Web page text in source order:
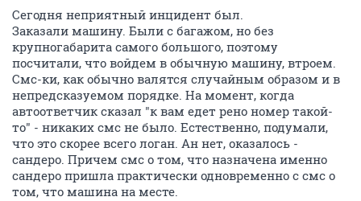
Сегодня неприятный инцидент был.
Заказали машину. Были с багажом, но без
крупногабарита самого большого, поэтому
посчитали, что войдем в обычную машину, втроем.
Смс-ки, как обычно валятся случайным образом и в
непредсказуемом порядке. На момент, когда
автоответчик сказал "к вам едет рено номер такой-
то" - никаких смс не было. Естественно, подумали,
что это скорее всего логан. Ан нет, оказалось -
сандеро. Причем смс о том, что назначена именно
сандеро пришла практически одновременно с смс о
том, что машина на месте.